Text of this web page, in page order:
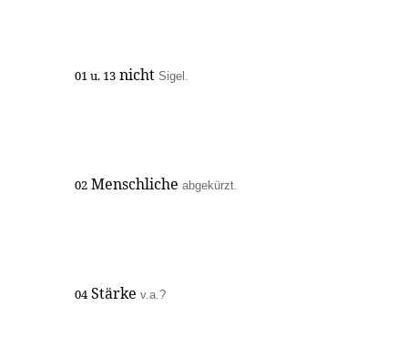
01 u. 13 nicht Sigel.
02 Menschliche abgekürzt.
04 Stärke v.a.?